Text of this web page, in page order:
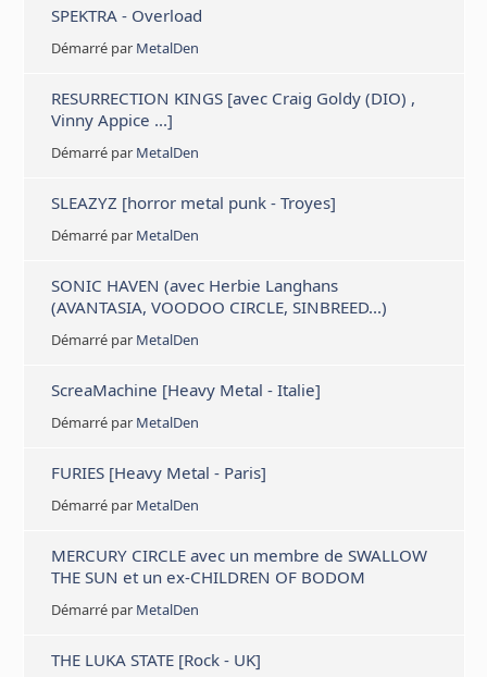
SPEKTRA - Overload
Démarré par MetalDen
RESURRECTION KINGS [avec Craig Goldy (DIO) ,
Vinny Appice ...]
Démarré par MetalDen
SLEAZYZ [horror metal punk - Troyes]
Démarré par MetalDen
SONIC HAVEN (avec Herbie Langhans
(AVANTASIA, VOODOO CIRCLE, SINBREED...)
Démarré par MetalDen
ScreaMachine [Heavy Metal - Italie]
Démarré par MetalDen
FURIES [Heavy Metal - Paris]
Démarré par MetalDen
MERCURY CIRCLE avec un membre de SWALLOW
THE SUN et un ex-CHILDREN OF BODOM
Démarré par MetalDen
THE LUKA STATE [Rock - UK]